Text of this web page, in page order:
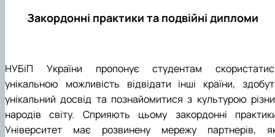
Закордонні практики та подвійні дипломи
НУБіП України пропонує студентам
унікальною можливість відвідати інші країни,
унікальний досвід та познайомитися з культурою
народів світу. Сприяють цьому закордонні
Університет має розвинену мережу партнерів,